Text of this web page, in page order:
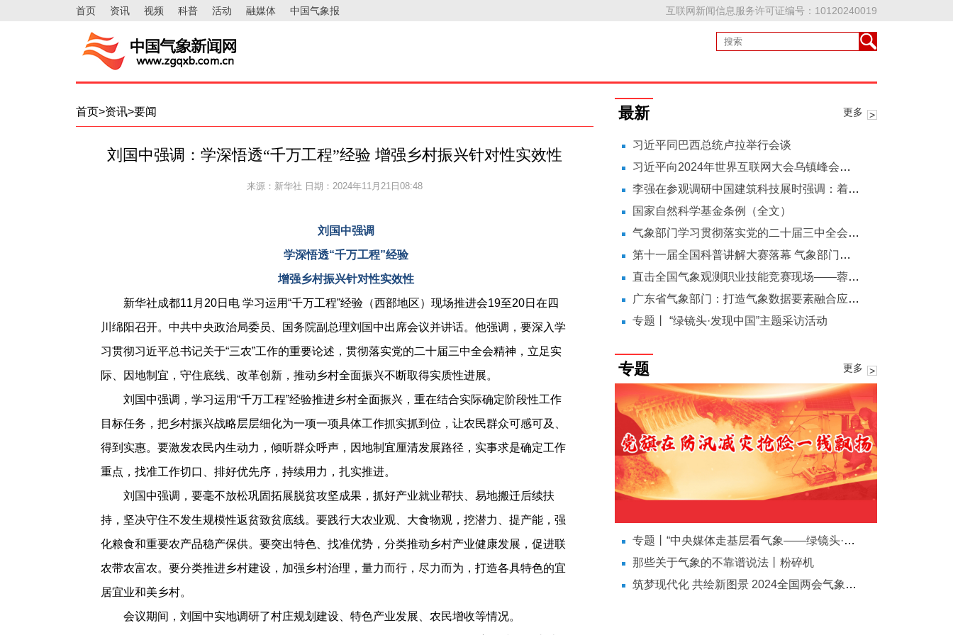
首页 资讯 视频 科普 活动 融媒体 中国气象报 互联网新闻信息服务许可证编号：10120240019
首页>资讯>要闻
刘国中强调：学深悟透“千万工程”经验 增强乡村振兴针对性实效性
来源：新华社 日期：2024年11月21日08:48
刘国中强调
学深悟透“千万工程”经验
增强乡村振兴针对性实效性
新华社成都11月20日电 学习运用“千万工程”经验（西部地区）现场推进会19至20日在四
川绵阳召开。中共中央政治局委员、国务院副总理刘国中出席会议并讲话。他强调，要深入学
习贯彻习近平总书记关于“三农”工作的重要论述，贯彻落实党的二十届三中全会精神，立足实
际、因地制宜，守住底线、改革创新，推动乡村全面振兴不断取得实质性进展。
刘国中强调，学习运用“千万工程”经验推进乡村全面振兴，重在结合实际确定阶段性工作
目标任务，把乡村振兴战略层层细化为一项一项具体工作抓实抓到位，让农民群众可感可及、
得到实惠。要激发农民内生动力，倾听群众呼声，因地制宜厘清发展路径，实事求是确定工作
重点，找准工作切口、排好优先序，持续用力，扎实推进。
刘国中强调，要毫不放松巩固拓展脱贫攻坚成果，抓好产业就业帮扶、易地搬迁后续扶
持，坚决守住不发生规模性返贫致贫底线。要践行大农业观、大食物观，挖潜力、提产能，强
化粮食和重要农产品稳产保供。要突出特色、找准优势，分类推动乡村产业健康发展，促进联
农带农富农。要分类推进乡村建设，加强乡村治理，量力而行，尽力而为，打造各具特色的宜
居宜业和美乡村。
会议期间，刘国中实地调研了村庄规划建设、特色产业发展、农民增收等情况。
最新 更多
习近平同巴西总统卢拉举行会谈
习近平向2024年世界互联网大会乌镇峰会开幕视频致贺
李强在参观调研中国建筑科技展时强调：着力推进好房子建设 更好满足人民群众高品质居住需求
国家自然科学基金条例（全文）
气象部门学习贯彻落实党的二十届三中全会精神
第十一届全国科普讲解大赛落幕 气象部门选手取得优异成绩
直击全国气象观测职业技能竞赛现场——蓉城竞技 匠心逐梦
广东省气象部门：打造气象数据要素融合应用“中央厨房”
专题丨 “绿镜头·发现中国”主题采访活动
专题 更多
专题丨“中央媒体走基层看气象——绿镜头·发现中国”主题采访活动
那些关于气象的不靠谱说法丨粉碎机
筑梦现代化 共绘新图景 2024全国两会气象之声